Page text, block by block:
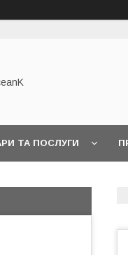
ТА ПОСЛУГИ